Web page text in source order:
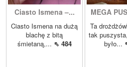
Ciasto Ismena –...
Ciasto Ismena na dużą
blachę z bitą
śmietaną,... ⇖ 484
MEGA
Ta
tak
było...